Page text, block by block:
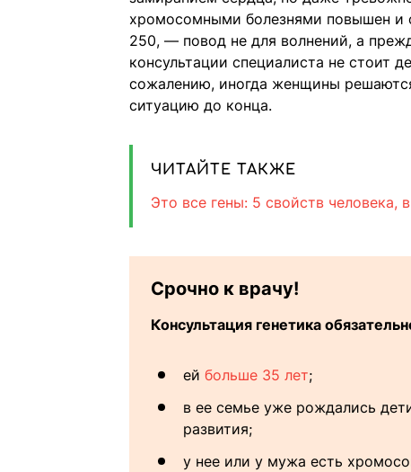
хромосомными болезнями повышен и
250, — повод не для волнений, а
консультации специалиста не стоит
сожалению, иногда женщины
ситуацию до конца.
ЧИТАЙТЕ ТАКЖЕ
Это все гены: 5 свойств человека,
Срочно к врачу!
Консультация генетика
ей больше 35 лет;
в ее семье уже рождались
развития;
у нее или у мужа есть